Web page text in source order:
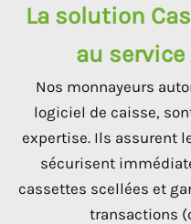
La solution
au
Nos monnayeurs
logiciel de caisse,
expertise. Ils assurent
sécurisent
cassettes scellées et
transactions